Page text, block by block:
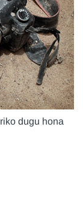
dugu hona